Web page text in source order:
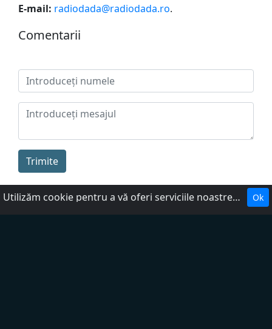
E-mail: radiodada@radiodada.ro.
Сomentarii
Trimite
Utilizăm cookie pentru a vă oferi serviciile noastre. Cookie-urile facilitează interacțiunea cu site-ul web și ne ajută să-l facem mai util pentru dumneavoastră. Ok